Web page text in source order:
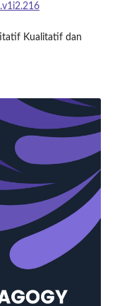
Kualitatif dan